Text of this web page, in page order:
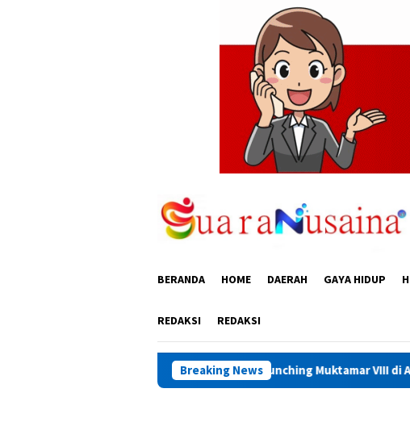
BERANDA HOME DAERAH GAYA HIDUP
REDAKSI REDAKSI
Breaking News
Launching Muktamar VIII di Ambon, ICMI